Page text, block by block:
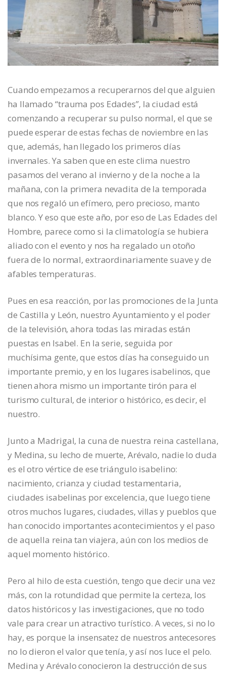
Cuando empezamos a recuperarnos del que alguien
ha llamado “trauma pos Edades”, la ciudad está
comenzando a recuperar su pulso normal, el que se
puede esperar de estas fechas de noviembre en las
que, además, han llegado los primeros días
invernales. Ya saben que en este clima nuestro
pasamos del verano al invierno y de la noche a la
mañana, con la primera nevadita de la temporada
que nos regaló un efímero, pero precioso, manto
blanco. Y eso que este año, por eso de Las Edades del
Hombre, parece como si la climatología se hubiera
aliado con el evento y nos ha regalado un otoño
fuera de lo normal, extraordinariamente suave y de
afables temperaturas.
Pues en esa reacción, por las promociones de la Junta
de Castilla y León, nuestro Ayuntamiento y el poder
de la televisión, ahora todas las miradas están
puestas en Isabel. En la serie, seguida por
muchísima gente, que estos días ha conseguido un
importante premio, y en los lugares isabelinos, que
tienen ahora mismo un importante tirón para el
turismo cultural, de interior o histórico, es decir, el
nuestro.
Junto a Madrigal, la cuna de nuestra reina castellana,
y Medina, su lecho de muerte, Arévalo, nadie lo duda
es el otro vértice de ese triángulo isabelino:
nacimiento, crianza y ciudad testamentaria,
ciudades isabelinas por excelencia, que luego tiene
otros muchos lugares, ciudades, villas y pueblos que
han conocido importantes acontecimientos y el paso
de aquella reina tan viajera, aún con los medios de
aquel momento histórico.
Pero al hilo de esta cuestión, tengo que decir una vez
más, con la rotundidad que permite la certeza, los
datos históricos y las investigaciones, que no todo
vale para crear un atractivo turístico. A veces, si no lo
hay, es porque la insensatez de nuestros antecesores
no lo dieron el valor que tenía, y así nos luce el pelo.
Medina y Arévalo conocieron la destrucción de sus